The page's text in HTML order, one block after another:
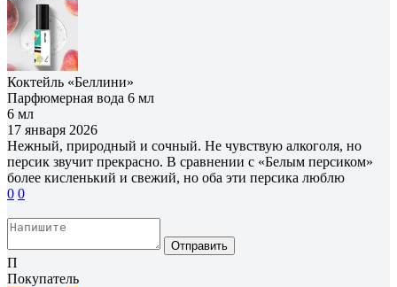
Коктейль «Беллини»
Парфюмерная вода 6 мл
6 мл
17 января 2026
Нежный, природный и сочный. Не чувствую алкоголя, но
персик звучит прекрасно. В сравнении с «Белым персиком»
более кисленький и свежий, но оба эти персика люблю
0 0
Отправить
П
Покупатель